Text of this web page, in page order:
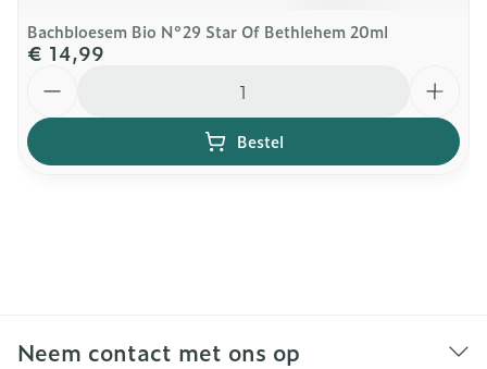
Bachbloesem Bio N°29 Star Of Bethlehem 20ml
€ 14,99
Bestel
Neem contact met ons op